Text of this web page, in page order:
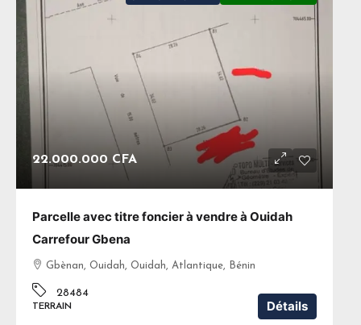
22.000.000 CFA
Parcelle avec titre foncier à vendre à Ouidah
Carrefour Gbena
Gbènan, Ouidah, Ouidah, Atlantique, Bénin
28484
TERRAIN Détails